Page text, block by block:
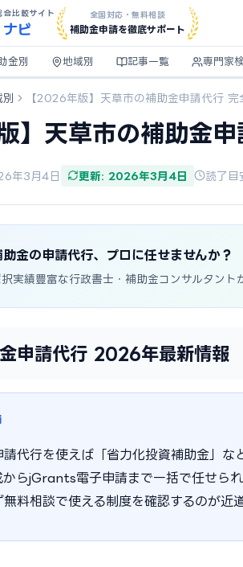
比較サイト
ナビ
全国対応・無料相談
補助金申請を徹底サポート
金別 地域別 記事一覧 専門家
【2026年版】天草市の補助金申請代行 完
】天草市の補助金
年3月4日 更新: 2026年3月4日 読了目
助金の申請代行、プロに任せませんか？
実績豊富な行政書士・補助金コンサルタント
申請代行 2026年最新情報
代行を使えば「省力化投資補助金」
からjGrants電子申請まで一括で任せら
料相談で使える制度を確認するのが近道